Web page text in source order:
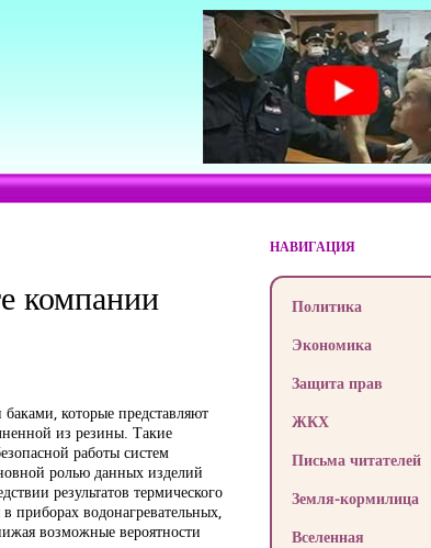
компании
которые представляют
из резины. Такие
работы систем
ролью данных изделий
результатов термического
приборах водонагревательных,
возможные вероятности
НАВИГАЦИЯ
Политика
Экономика
Защита прав
ЖКХ
Письма читателей
Земля-кормилица
Вселенная